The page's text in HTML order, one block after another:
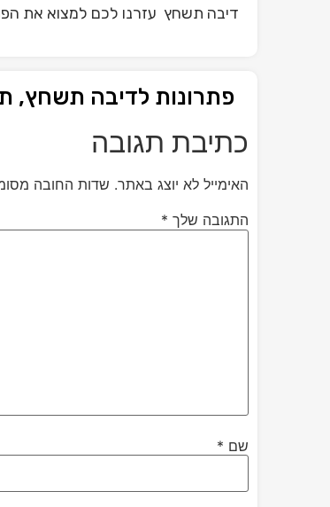
דיבה תשחץ עזרנו לכם למצוא את
פתרונות לדיבה תשחץ,
כתיבת תגובה
האימייל לא יוצג באתר. שדות החובה
התגובה שלך *
שם *